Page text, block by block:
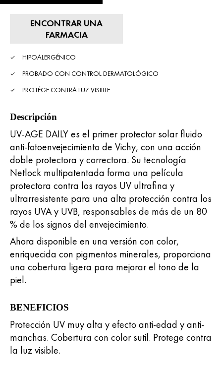
ENCONTRAR UNA
FARMACIA
HIPOALERGÉNICO
PROBADO CON CONTROL DERMATOLÓGICO
PROTÉGE CONTRA LUZ VISIBLE
Descripción
UV-AGE DAILY es el primer protector solar fluido
anti-fotoenvejecimiento de Vichy, con una acción
doble protectora y correctora. Su tecnología
Netlock multipatentada forma una película
protectora contra los rayos UV ultrafina y
ultrarresistente para una alta protección contra los
rayos UVA y UVB, responsables de más de un 80
% de los signos del envejecimiento.
Ahora disponible en una versión con color,
enriquecida con pigmentos minerales, proporciona
una cobertura ligera para mejorar el tono de la
piel.
BENEFICIOS
Protección UV muy alta y efecto anti-edad y anti-
manchas. Cobertura con color sutil. Protege contra
la luz visible.